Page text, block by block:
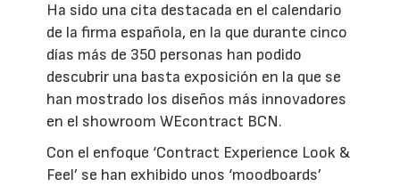
Ha sido una cita destacada en el calendario
de la firma española, en la que durante cinco
días más de 350 personas han podido
descubrir una basta exposición en la que se
han mostrado los diseños más innovadores
en el showroom WEcontract BCN.
Con el enfoque ‘Contract Experience Look &
Feel’ se han exhibido unos ‘moodboards’